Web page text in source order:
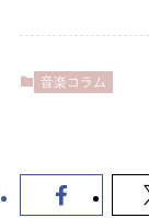
音楽コラム